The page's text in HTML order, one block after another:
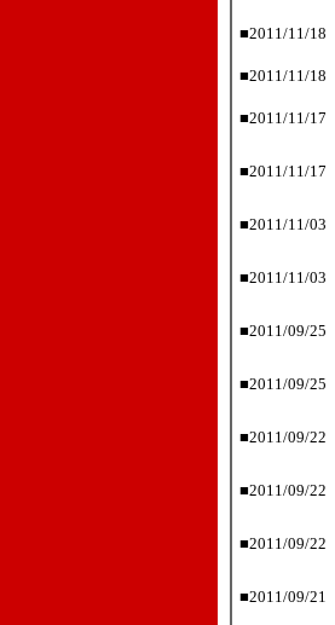
■2011/11/18
■2011/11/18
■2011/11/17
■2011/11/17
■2011/11/03
■2011/11/03
■2011/09/25
■2011/09/25
■2011/09/22
■2011/09/22
■2011/09/22
■2011/09/21